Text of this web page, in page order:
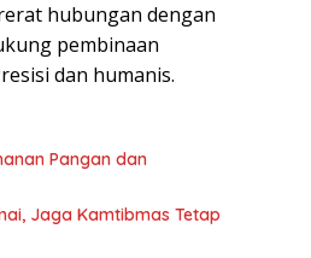
hubungan dengan
pembinaan
dan humanis.
Pangan dan
Jaga Kamtibmas Tetap